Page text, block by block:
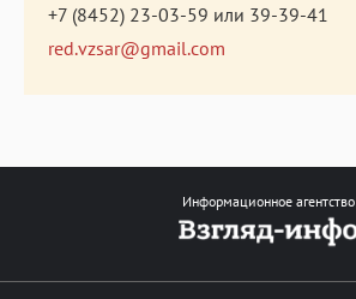
+7 (8452) 23-03-59 или 39-39-41
red.vzsar@gmail.com
Информационное агентство